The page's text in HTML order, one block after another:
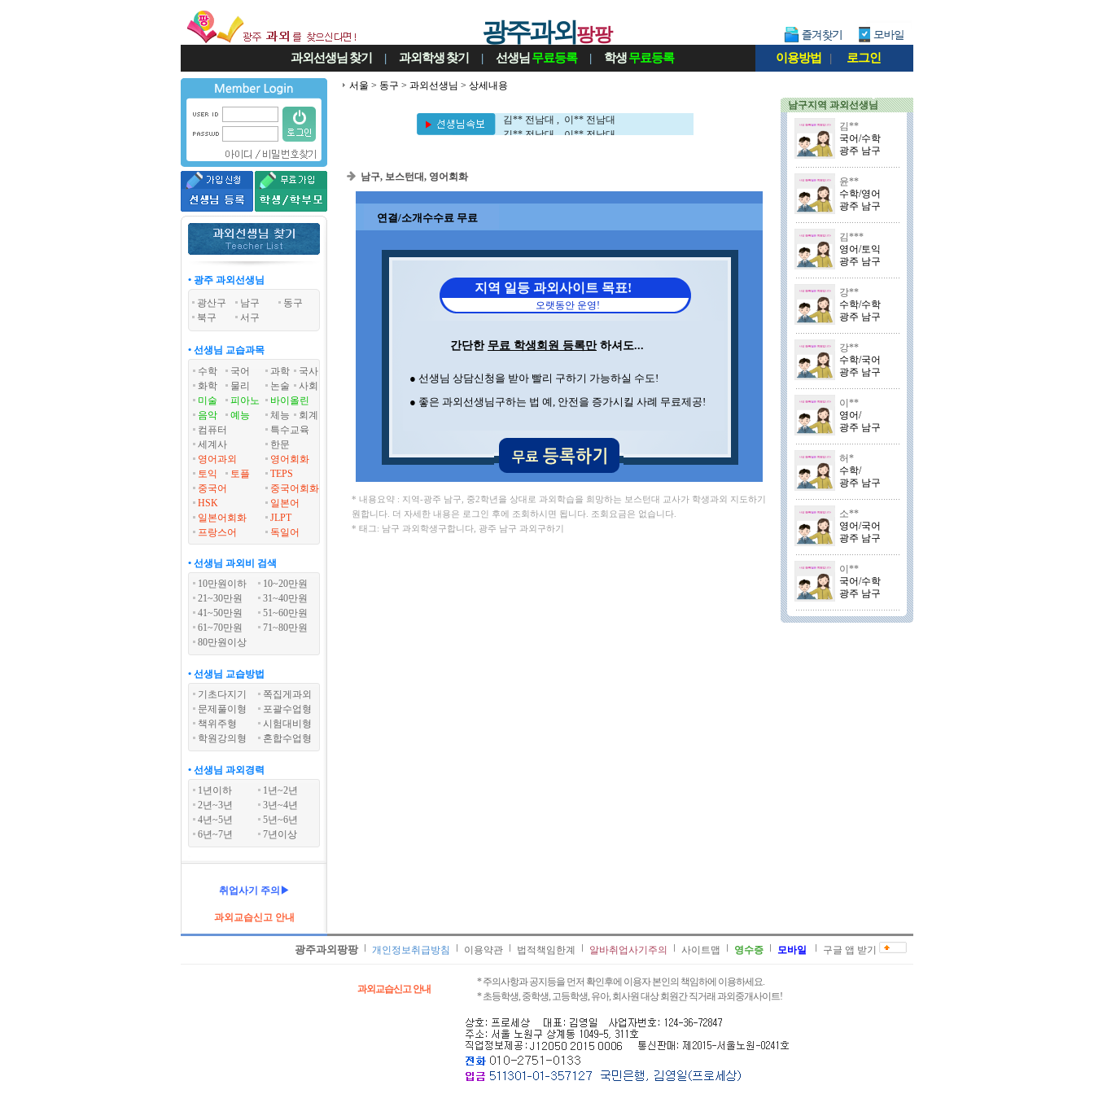
광주과외팡팡
과외선생님 찾기 | 과외학생찾기 | 선생님 무료등록 | 학생무료등록 이용방법 | 로그인
• 광주 과외선생님
광산구
남구
동구
북구
서구
• 선생님 교습과목
수학
국어 과학
국사
화학
물리 논술
사회
미술
피아노
바이올린
음악
예능 체능
회계
컴퓨터
특수교육
세계사
한문
영어과외
영어회화
토익
토플
TEPS
중국어
중국어회화
HSK
일본어
일본어회화
JLPT
프랑스어
독일어
• 선생님 과외비 검색
10만원이하
10~20만원
21~30만원
31~40만원
41~50만원
51~60만원
61~70만원
71~80만원
80만원이상
• 선생님 교습방법
기초다지기
쪽집게과외
문제풀이형
포괄수업형
책위주형
시험대비형
학원강의형
혼합수업형
• 선생님 과외경력
1년이하
1년~2년
2년~3년
3년~4년
4년~5년
5년~6년
6년~7년
7년이상
취업사기 주의▶
과외교습신고 안내
서울 > 동구 > 과외선생님 > 상세내용
김** 전남대 , 이** 전남대
김** 전남대 , 이** 전남대
남구, 보스턴대, 영어회화
연결/소개수수료 무료
지역 일등 과외사이트 목표!
오랫동안 운영!
간단한 무료 학생회원 등록만하셔도...
● 선생님 상담신청을 받아 빨리 구하기 가능하실 수도!
● 좋은 과외선생님구하는 법 예, 안전을 증가시킬 사례 무료제공!
* 내용요약 : 지역-광주 남구, 중2학년을 상대로 과외학습을 희망하는 보스턴대 교사가 학생과외 지도하기
원합니다. 더 자세한 내용은 로그인 후에 조회하시면 됩니다. 조회요금은 없습니다.
* 태그: 남구 과외학생구합니다, 광주 남구 과외구하기
남구지역 과외선생님
김**
국어/수학
광주 남구
윤**
수학/영어
광주 남구
김***
영어/토익
광주 남구
강**
수학/수학
광주 남구
강**
수학/국어
광주 남구
이**
영어/
광주 남구
허*
수학/
광주 남구
소**
영어/국어
광주 남구
이**
국어/수학
광주 남구
광주과외팡팡 개인정보취급방침 이용약관 법적책임한계 알바취업사기주의 사이트맵 영수증 모바일 구글 앱 받기
과외교습신고 안내
* 주의사항과 공지등을 먼저 확인후에 이용자 본인의 책임하에 이용하세요.
* 초등학생, 중학생, 고등학생, 유아, 회사원 대상 회원간 직거래 과외중개사이트!